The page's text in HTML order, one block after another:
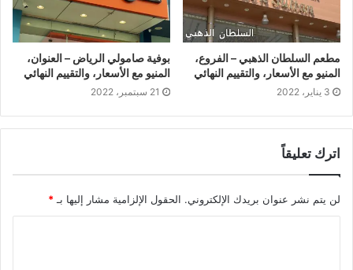
مطعم السلطان الذهبي – الفروع،
المنيو مع الأسعار، والتقييم النهائي
3 يناير، 2022
بوفية صامولي الرياض – العنوان،
المنيو مع الأسعار، والتقييم النهائي
21 سبتمبر، 2022
اترك تعليقاً
لن يتم نشر عنوان بريدك الإلكتروني. الحقول الإلزامية مشار إليها بـ *